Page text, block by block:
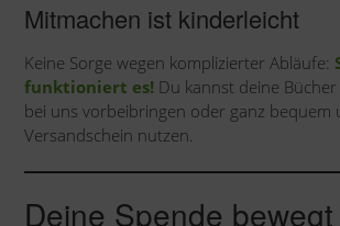
Mitmachen ist kinderleicht
Keine Sorge wegen komplizierter Abläufe:
funktioniert es! Du kannst deine
bei uns vorbeibringen oder ganz bequem
Versandschein nutzen.
Deine Spende